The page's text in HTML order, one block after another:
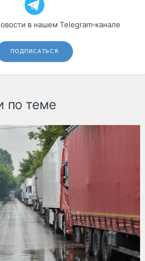
в нашем Telegram‑канале
ПОДПИСАТЬСЯ
по теме